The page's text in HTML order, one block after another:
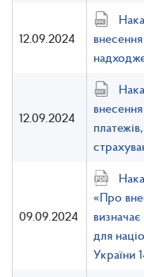
12.09.2024
12.09.2024
09.09.2024
«Про
для
України